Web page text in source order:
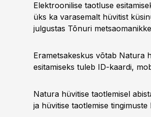
Elektroonilise taotluse
üks ka varasemalt hüvitist
julgustas Tõnuri
Erametsakeskus võtab Natura
esitamiseks tuleb ID-kaardi,
Natura hüvitise taotlemisel
ja hüvitise taotlemise